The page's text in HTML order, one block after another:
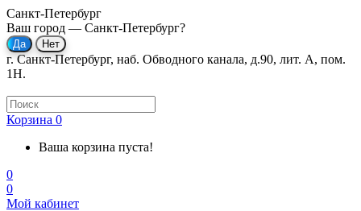
Санкт-Петербург
Ваш город — Санкт-Петербург?
г. Санкт-Петербург, наб. Обводного канала, д.90, лит. А, пом.
1Н.
Корзина 0
Ваша корзина пуста!
0
0
Мой кабинет